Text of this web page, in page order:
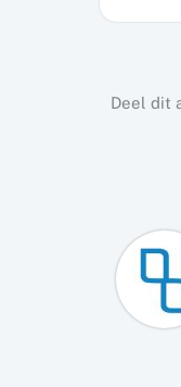
Deel dit